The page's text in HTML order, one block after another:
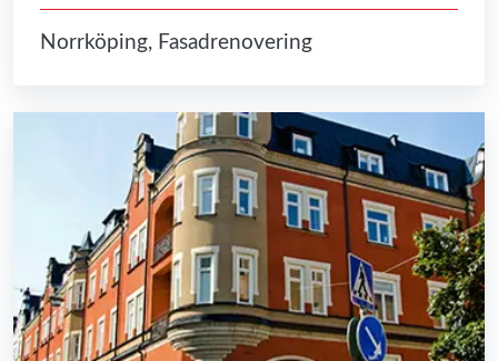
Norrköping, Fasadrenovering